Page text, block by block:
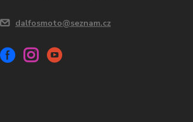
dalfosmoto@seznam.cz